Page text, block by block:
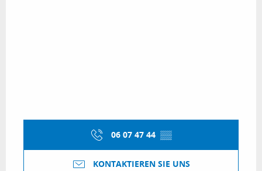
06 07 47 44 ▒▒
KONTAKTIEREN SIE UNS